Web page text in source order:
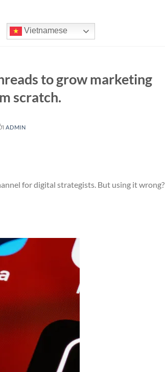
Vietnamese
to grow marketing
scratch.
ADMIN
for digital strategists. But using it wrong?